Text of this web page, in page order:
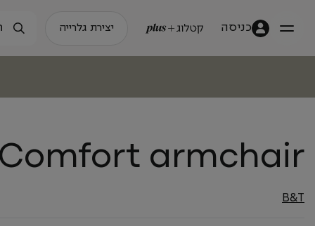
כניסה יצירת גלרייה
armchair
B&T